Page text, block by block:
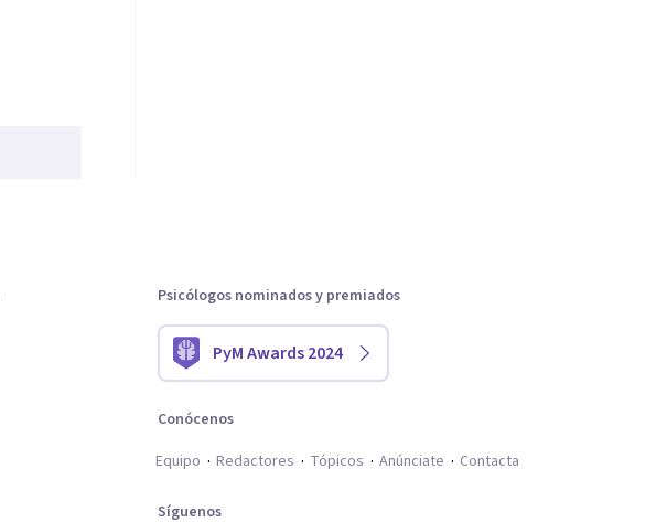
Psicólogos nominados y premiados
PyM Awards 2024
Conócenos
Equipo
Redactores Tópicos Anúnciate Contacta
Síguenos